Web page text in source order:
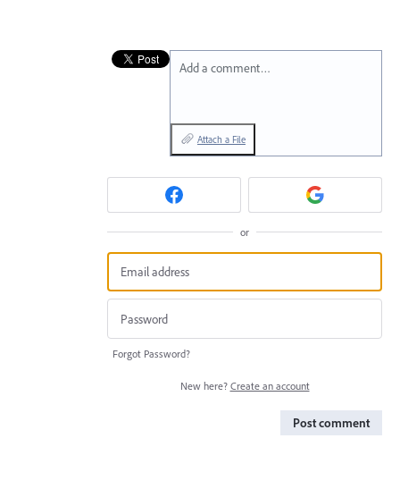
Add a comment…
Attach a File
or
Forgot Password?
New here? Create an account
Post comment